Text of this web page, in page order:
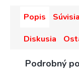
Popis
Diskusia
Podrobný